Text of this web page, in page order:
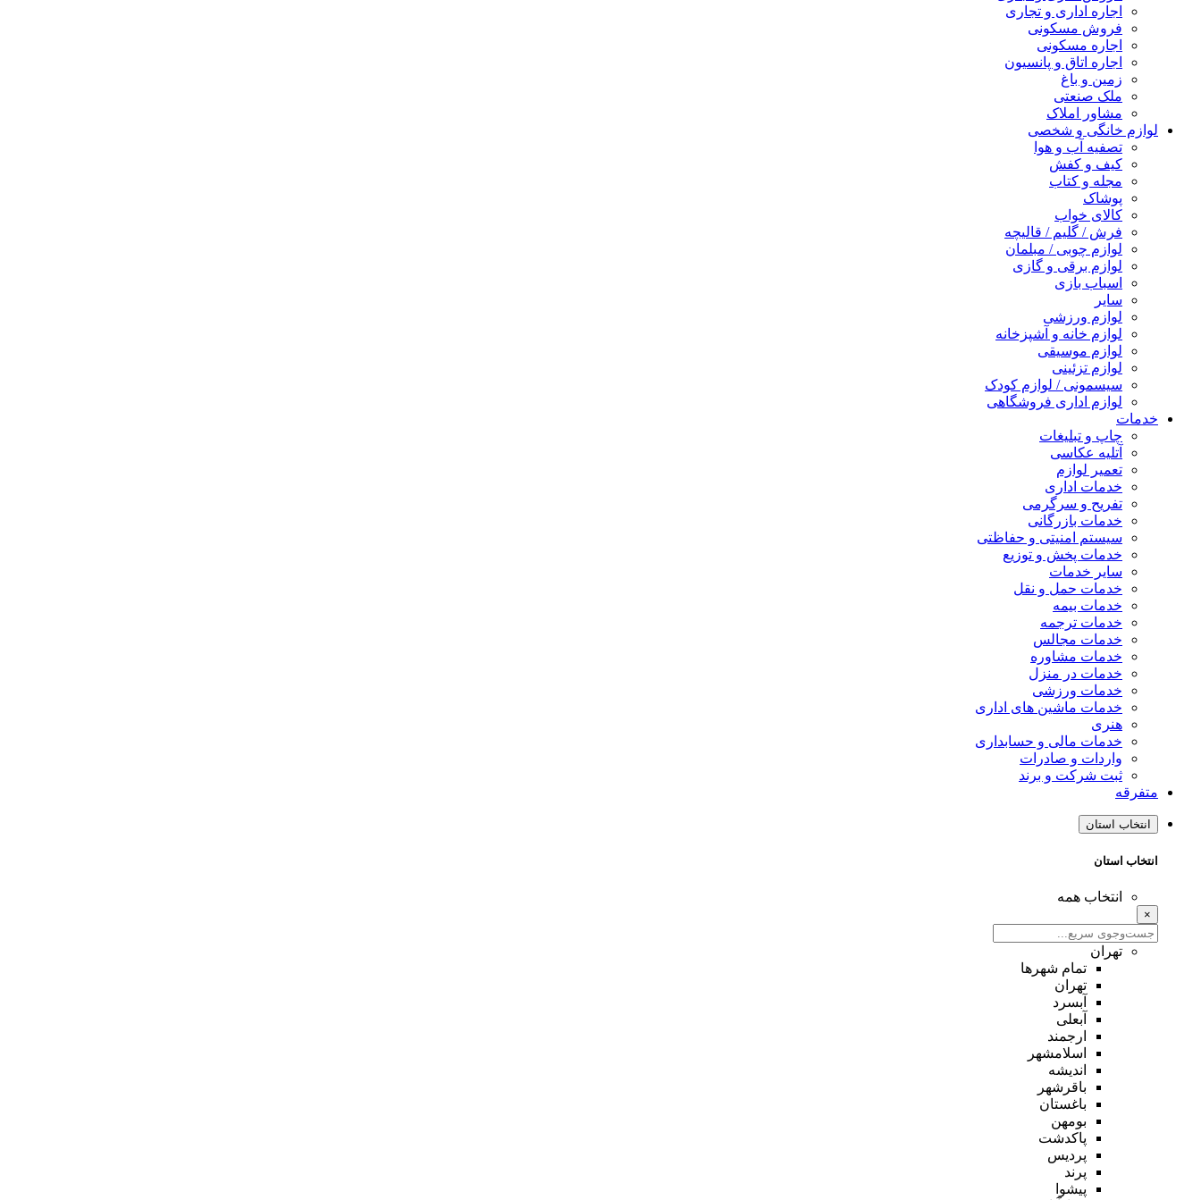
اجاره اداری و تجاری
فروش مسکونی
اجاره مسکونی
اجاره اتاق و پانسیون
زمین و باغ
ملک صنعتی
مشاور املاک
لوازم خانگی و شخصی
تصفیه آب و هوا
کیف و کفش
مجله و کتاب
پوشاک
کالای خواب
فرش / گلیم / قالیچه
لوازم چوبی / مبلمان
لوازم برقی و گازی
اسباب بازی
سایر
لوازم ورزشی
لوازم خانه و آشپزخانه
لوازم موسیقی
لوازم تزئینی
سیسمونی / لوازم کودک
لوازم اداری فروشگاهی
خدمات
چاپ و تبلیغات
آتلیه عکاسی
تعمیر لوازم
خدمات اداری
تفریح و سرگرمی
خدمات بازرگانی
سیستم امنیتی و حفاظتی
خدمات پخش و توزیع
سایر خدمات
خدمات حمل و نقل
خدمات بیمه
خدمات ترجمه
خدمات مجالس
خدمات مشاوره
خدمات در منزل
خدمات ورزشی
خدمات ماشین های اداری
هنری
خدمات مالی و حسابداری
واردات و صادرات
ثبت شرکت و برند
متفرقه
انتخاب استان
انتخاب استان
انتخاب همه
×
تهران
تمام شهر‌ها
تهران
آبسرد
آبعلی
ارجمند
اسلامشهر
اندیشه
باقرشهر
باغستان
بومهن
پاکدشت
پردیس
پرند
پیشوا